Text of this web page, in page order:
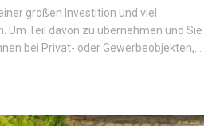
großen Investition und viel
Um Teil davon zu übernehmen und Sie
bei Privat- oder Gewerbeobjekten,…